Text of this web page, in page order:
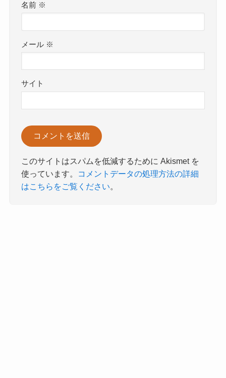
名前 ※
メール ※
サイト
このサイトはスパムを低減するために Akismet を
使っています。
コメントデータの処理方法の詳細
はこちらをご覧ください。